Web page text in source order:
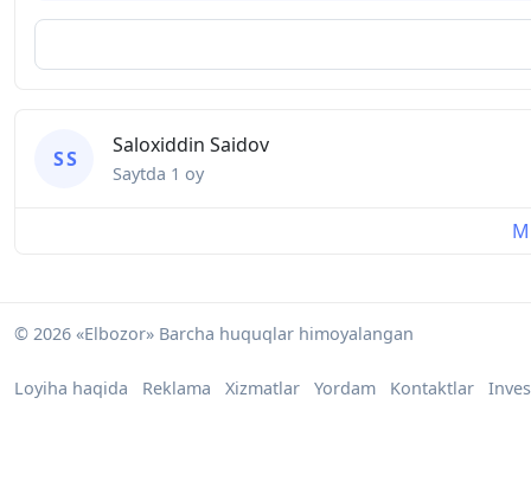
S S
Saloxiddin Saidov
Saytda 1 oy
© 2026 «Elbozor» Barcha huquqlar himoyalangan
Loyiha haqida Reklama Xizmatlar Yordam Kontaktlar